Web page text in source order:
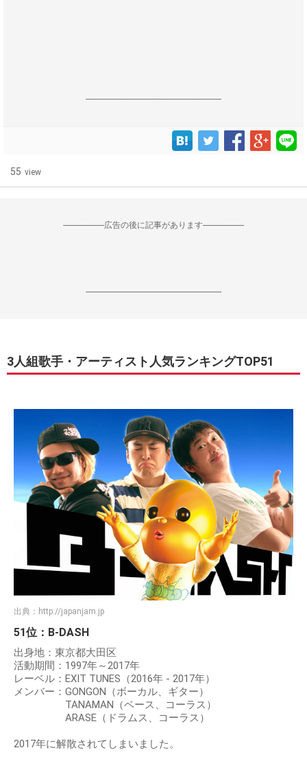
------------------------------------------------------------------
55 view
--------------------広告の後に記事があります--------------------
------------------------------------------------------------------
3人組歌手・アーティスト人気ランキングTOP51
出典： http://japanjam.jp
51位：B-DASH
出身地：東京都大田区
活動期間：1997年～2017年
レーベル：EXIT TUNES（2016年 - 2017年）
メンバー：GONGON（ボーカル、ギター）
TANAMAN（ベース、コーラス）
ARASE（ドラムス、コーラス）
2017年に解散されてしまいました。